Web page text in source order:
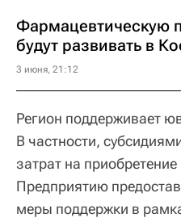
Фармацевтическую
будут развивать в
3 июня, 21:12
Регион поддерживает
В частности,
затрат на
Предприятию
меры поддержки в